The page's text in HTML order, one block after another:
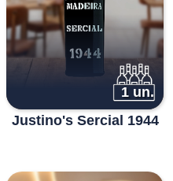
1 un.
Justino's Sercial 1944